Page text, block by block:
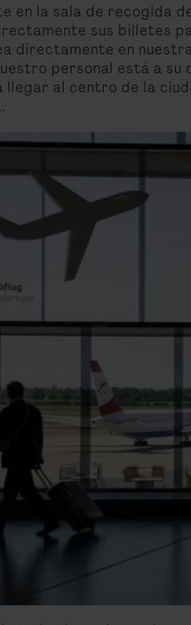
en la sala de recogida
sus billetes
directamente en
personal está a su
al centro de la